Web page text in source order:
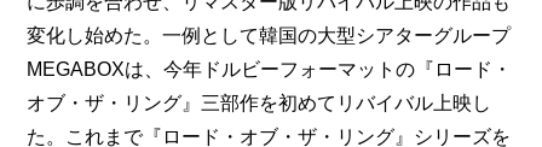
変化し始めた。一例として韓国の大型シアターグループ
MEGABOXは、今年ドルビーフォーマットの『ロード・
オブ・ザ・リング』三部作を初めてリバイバル上映し
た。これまで『ロード・オブ・ザ・リング』シリーズを